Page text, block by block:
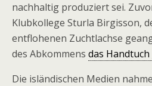
nachhaltig produziert sei.
Klubkollege Sturla Birgisson,
entflohenen Zuchtlachse
des Abkommens das
Die isländischen Medien